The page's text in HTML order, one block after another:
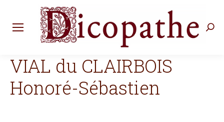
VIAL du CLAIRBOIS
Honoré-Sébastien